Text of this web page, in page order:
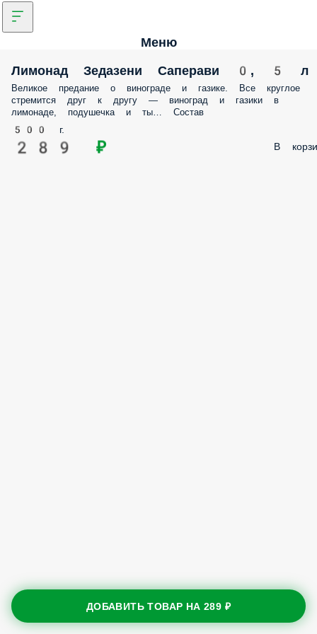
Меню
Лимонад Зедазени Саперави 0, 5 л
Великое предание о винограде и газике. Все круглое
стремится друг к другу — виноград и газики в
лимонаде, подушечка и ты… Состав
500 г.
289 ₽ В
ДОБАВИТЬ ТОВАР НА289 ₽